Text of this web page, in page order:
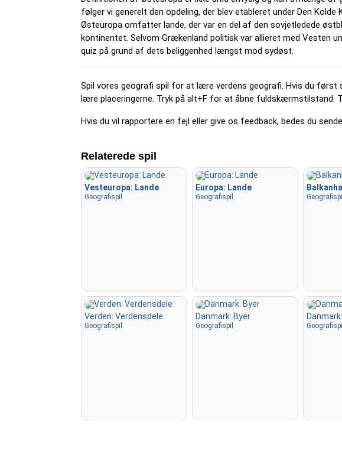
følger vi generelt den opdeling, der blev etableret under Den
Østeuropa omfatter lande, der var en del af den sovjetledede
kontinentet. Selvom Grækenland politisk var allieret med Vesten
quiz på grund af dets beliggenhed længst mod sydøst.
Spil vores geografi spil for at lære verdens geografi. Hvis du
lære placeringerne. Tryk på alt+F for at åbne fuldskærmstilstand.
Hvis du vil rapportere en fejl eller give os feedback, bedes du
Relaterede spil
Vesteuropa: Lande
Geografispil
Europa: Lande
Geografispil Geografispil
Verden: Verdensdele
Geografispil
Danmark: Byer
Geografispil Geografispil